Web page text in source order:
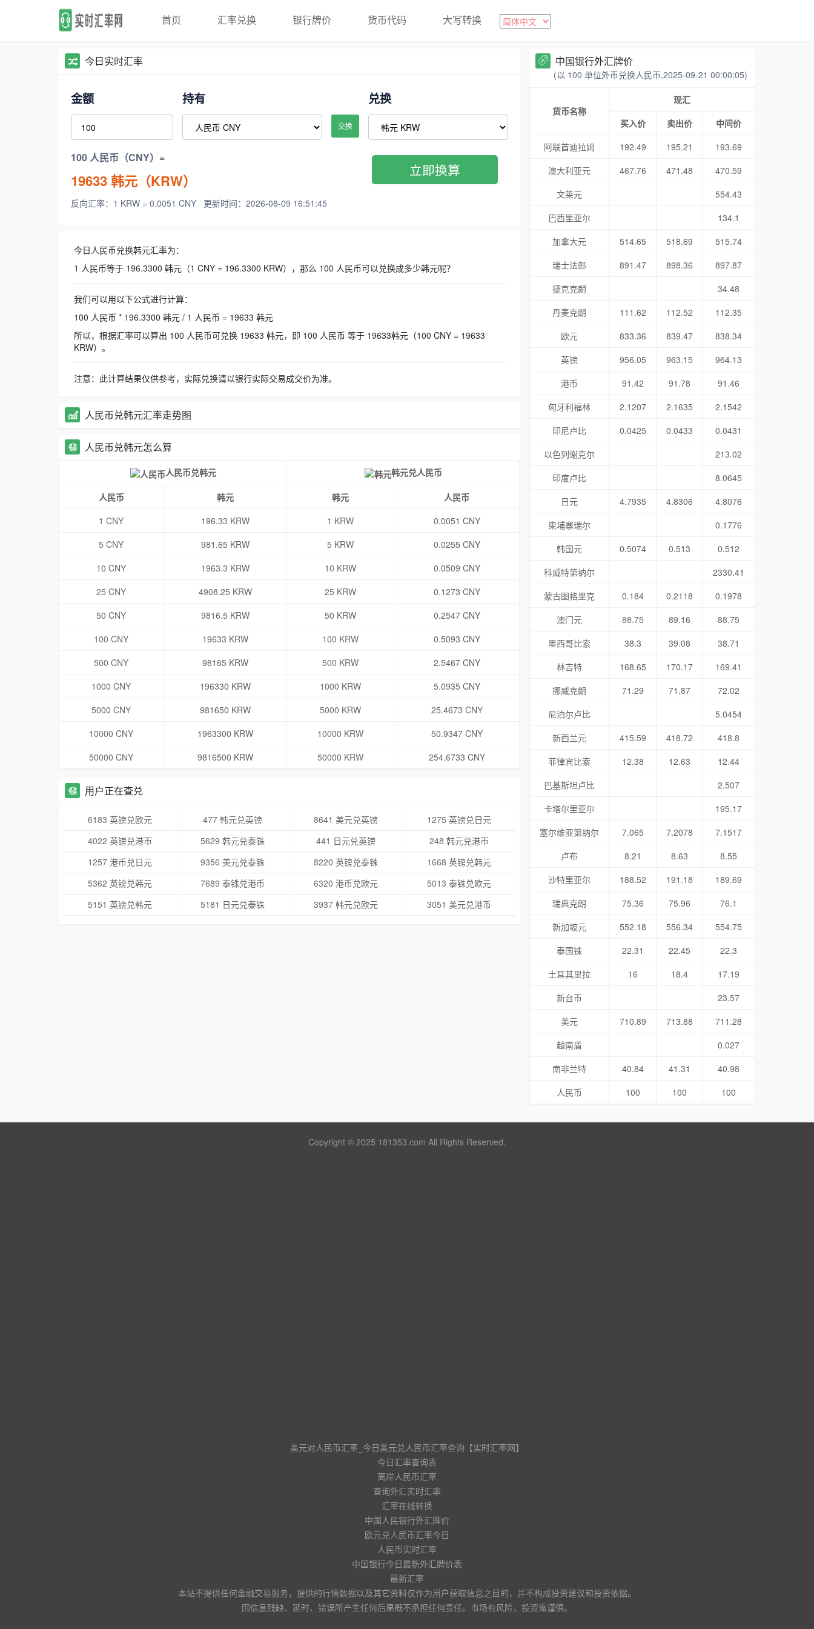
首页 汇率兑换 银行牌价 货币代码 大写转换
今日实时汇率
金额 持有
交换
兑换
100 人民币（CNY）=
19633韩元（KRW）
反向汇率：1 KRW = 0.0051 CNY 更新时间：2026-08-09 16:51:45
立即换算
今日人民币兑换韩元汇率为：
1 人民币等于 196.3300 韩元（1 CNY = 196.3300 KRW），那么 100 人民币可以兑换成多少韩元呢？
我们可以用以下公式进行计算：
100 人民币 * 196.3300 韩元 / 1 人民币 = 19633 韩元
所以，根据汇率可以算出 100 人民币可兑换 19633 韩元，即 100 人民币 等于 19633韩元（100 CNY = 19633
KRW）。
注意：此计算结果仅供参考，实际兑换请以银行实际交易成交价为准。
人民币兑韩元汇率走势图
人民币兑韩元怎么算
人民币兑韩元 韩元兑人民币
人民币 韩元 韩元
人民币
1 CNY
196.33 KRW 1 KRW
0.0051 CNY
5 CNY
981.65 KRW 5 KRW
0.0255 CNY
10 CNY
1963.3 KRW 10 KRW
0.0509 CNY
25 CNY
4908.25 KRW 25 KRW
0.1273 CNY
50 CNY
9816.5 KRW 50 KRW
0.2547 CNY
100 CNY
19633 KRW 100 KRW
0.5093 CNY
500 CNY
98165 KRW 500 KRW
2.5467 CNY
1000 CNY
196330 KRW 1000 KRW
5.0935 CNY
5000 CNY
981650 KRW 5000 KRW
25.4673 CNY
10000 CNY
1963300 KRW 10000 KRW
50.9347 CNY
50000 CNY
9816500 KRW 50000 KRW 254.6733 CNY
用户正在查兑
6183 英镑兑欧元 477 韩元兑英镑 8641 美元兑英镑
1275 英镑兑日元
4022 英镑兑港币
5629 韩元兑泰铢 441 日元兑英镑
248 韩元兑港币
1257 港币兑日元
9356 美元兑泰铢 8220 英镑兑泰铢
1668 英镑兑韩元
5362 英镑兑韩元
7689 泰铢兑港币 6320 港币兑欧元
5013 泰铢兑欧元
5151 英镑兑韩元
5181 日元兑泰铢 3937 韩元兑欧元 3051 美元兑港币
中国银行外汇牌价
(以 100 单位外币兑换人民币,2025-09-21 00:00:05)
货币名称
现汇
买入价
卖出价
中间价
阿联酋迪拉姆
192.49 195.21
193.69
澳大利亚元
467.76 471.48
470.59
文莱元
554.43
巴西里亚尔
134.1
加拿大元
514.65 518.69
515.74
瑞士法郎
891.47 898.36
897.87
捷克克朗
34.48
丹麦克朗
111.62 112.52
112.35
欧元
833.36 839.47
838.34
英镑
956.05 963.15
964.13
港币
91.42 91.78
91.46
匈牙利福林
2.1207 2.1635
2.1542
印尼卢比
0.0425 0.0433
0.0431
以色列谢克尔
213.02
印度卢比
8.0645
日元
4.7935 4.8306
4.8076
柬埔寨瑞尔
0.1776
韩国元
0.5074 0.513
0.512
科威特第纳尔
2330.41
蒙古图格里克
0.184 0.2118
0.1978
澳门元
88.75 89.16
88.75
墨西哥比索
38.3 39.08
38.71
林吉特
168.65 170.17
169.41
挪威克朗
71.29 71.87
72.02
尼泊尔卢比
5.0454
新西兰元
415.59 418.72
418.8
菲律宾比索
12.38 12.63
12.44
巴基斯坦卢比
2.507
卡塔尔里亚尔
195.17
塞尔维亚第纳尔
7.065 7.2078
7.1517
卢布
8.21 8.63
8.55
沙特里亚尔
188.52 191.18
189.69
瑞典克朗
75.36 75.96
76.1
新加坡元
552.18 556.34
554.75
泰国铢
22.31 22.45
22.3
土耳其里拉
16 18.4
17.19
新台币
23.57
美元
710.89 713.88
711.28
越南盾
0.027
南非兰特
40.84 41.31
40.98
人民币
100 100 100
Copyright © 2025 181353.com All Rights Reserved.
美元对人民币汇率_今日美元兑人民币汇率查询【实时汇率网】
今日汇率查询表
离岸人民币汇率
查询外汇实时汇率
汇率在线转换
中国人民银行外汇牌价
欧元兑人民币汇率今日
人民币实时汇率
中国银行今日最新外汇牌价表
最新汇率
本站不提供任何金融交易服务，提供的行情数据以及其它资料仅作为用户获取信息之目的，并不构成投资建议和投资依据。
因信息残缺、延时、错误所产生任何后果概不承担任何责任。市场有风险，投资需谨慎。